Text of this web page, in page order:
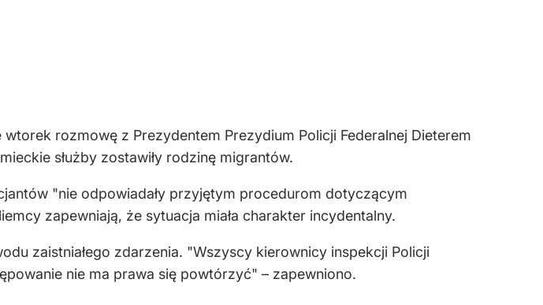
rozmowę z Prezydentem Prezydium Policji Federalnej Dieterem
służby zostawiły rodzinę migrantów.
"nie odpowiadały przyjętym procedurom dotyczącym
zapewniają, że sytuacja miała charakter incydentalny.
zaistniałego zdarzenia. "Wszyscy kierownicy inspekcji Policji
nie ma prawa się powtórzyć" – zapewniono.